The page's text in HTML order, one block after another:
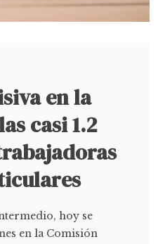
en la
casi 1.2
hoy se
en la Comisión